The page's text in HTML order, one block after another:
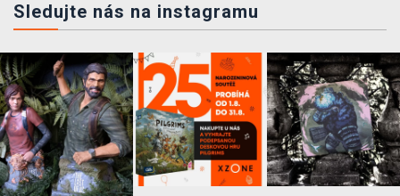
Sledujte nás na instagramu